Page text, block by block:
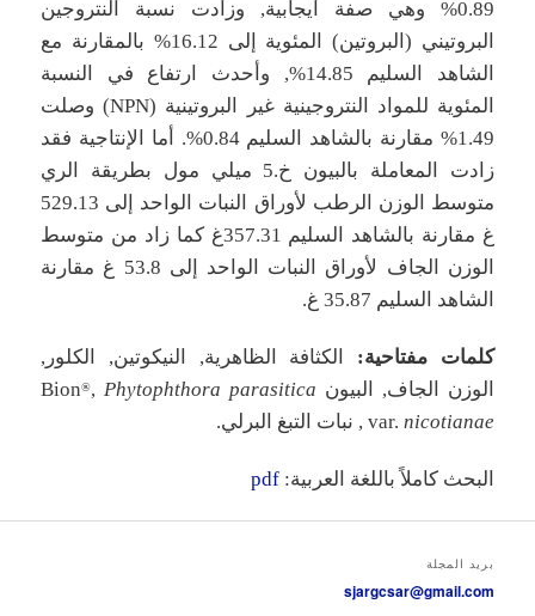
0.89% وهي صفة ايجابية, وزادت نسبة النتروجين
البروتيني (البروتين) المئوية إلى 16.12% بالمقارنة مع
الشاهد السليم 14.85%, وأحدث ارتفاع في النسبة
المئوية للمواد النتروجينية غير البروتينية (NPN) وصلت
1.49% مقارنة بالشاهد السليم 0.84%. أما الإنتاجية فقد
زادت المعاملة بالبيون خ.5 ميلي مول بطريقة الري
متوسط الوزن الرطب لأوراق النبات الواحد إلى 529.13
غ مقارنة بالشاهد السليم 357.31غ كما زاد من متوسط
الوزن الجاف لأوراق النبات الواحد إلى 53.8 غ مقارنة
الشاهد السليم 35.87 غ.
كلمات مفتاحية: الكثافة الظاهرية, النيكوتين, الكلور,
الوزن الجاف, البيون Bion
®,Phytophthora parasitica
var. nicotianae , نبات التبغ البرلي.
البحث كاملاً باللغة العربية:pdf
بريد المجلة
sjargcsar@gmail.com